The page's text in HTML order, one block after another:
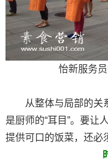
怡新服务
从整体与局部的关
是厨师的“耳目”。要让
提供可口的饭菜，还必